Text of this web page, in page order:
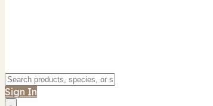
Sign In